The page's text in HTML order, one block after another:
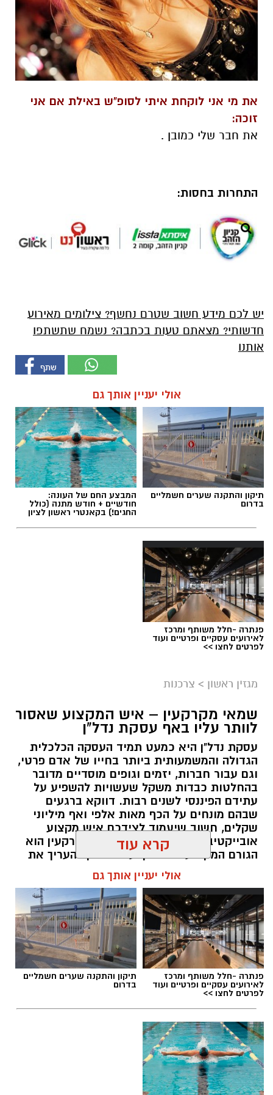
את מי אני לוקחת איתי לסופ"ש באילת אם אני
זוכה:
את חבר שלי כמובן .
התחרות בחסות:
יש לכם מידע חשוב שטרם נחשף? צילומים מאירוע
חדשותי? מצאתם טעות בכתבה? נשמח שתשתפו
אותנו
אולי יעניין אותך גם
תיקון והתקנה שערים חשמליים
בדרום
המבצע החם של העונה:
חודשיים + חודש מתנה (כולל
החגים!) בקאנטרי ראשון לציון
פנתרה -חלל משותף ומרכז
לאירועים עסקיים ופרטיים ועוד
לפרטים לחצו >>
מגזין ראשון > צרכנות
שמאי מקרקעין – איש המקצוע שאסור
לוותר עליו באף עסקת נדל"ן
עסקת נדל"ן היא כמעט תמיד העסקה הכלכלית
הגדולה והמשמעותית ביותר בחייו של אדם פרטי,
וגם עבור חברות, יזמים וגופים מוסדיים מדובר
בהחלטות כבדות משקל שעשויות להשפיע על
עתידם הפיננסי לשנים רבות. דווקא ברגעים
שבהם מונחים על הכף מאות אלפי ואף מיליוני
שקלים, חשוב שיעמוד לצידכם איש מקצוע
אובייקטיבי, מוסמך ומנוסה. שמאי מקרקעין הוא
הגורם המקצועי המוסמך על פי חוק להעריך את
שווי של נכסי מקרקעין, והוא זה שמעניק לכם את
הביטחון לקבל החלטות מבוססות, שקולות
ובטוחות.
תוכן שיווקי / 09:49 05.08.26
קרא עוד
אולי יעניין אותך גם
פנתרה -חלל משותף ומרכז
לאירועים עסקיים ופרטיים ועוד
לפרטים לחצו >>
תיקון והתקנה שערים חשמליים
בדרום